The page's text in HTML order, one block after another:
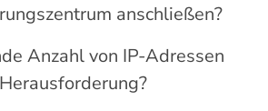
anschließen?
Anzahl von IP-Adressen